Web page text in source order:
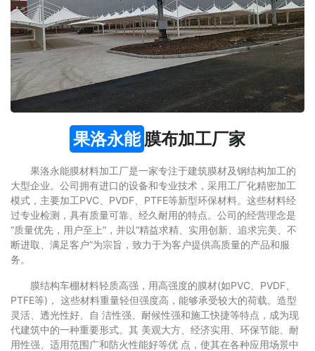
果洛永能 膜布加工厂家
果洛永能膜材料加工厂是一家专注于建筑膜材及钢结构加工的
大型企业。公司拥有进口的设备和专业技术，采用工厂化精密加工
模式，主要加工PVC、PVDF、PTFE等新型环保材料。这些材料经
过专业检测，具有质量可靠、经久耐用的特点。公司的经营理念是
“质量优先，用户至上”，并以“精益求精、实用创新、追求完美、不
断进取、满足客户”为宗旨，致力于为客户提供高质量的产品和服
务。
膜结构车棚材料轻质高强，用高强度的膜材(如PVC、PVDF、
PTFE等)， 这些材料重量轻但强度高，能够承受较大的荷载。造型
灵活、透光性好、自 洁性强、耐候性强和施工快捷等特点，成为现
代建筑中的一种重要形式。其 美观大方、经济实用、环保节能、耐
用性强、适用范围广和防火性能好等优 点，使其在各种应用场景中